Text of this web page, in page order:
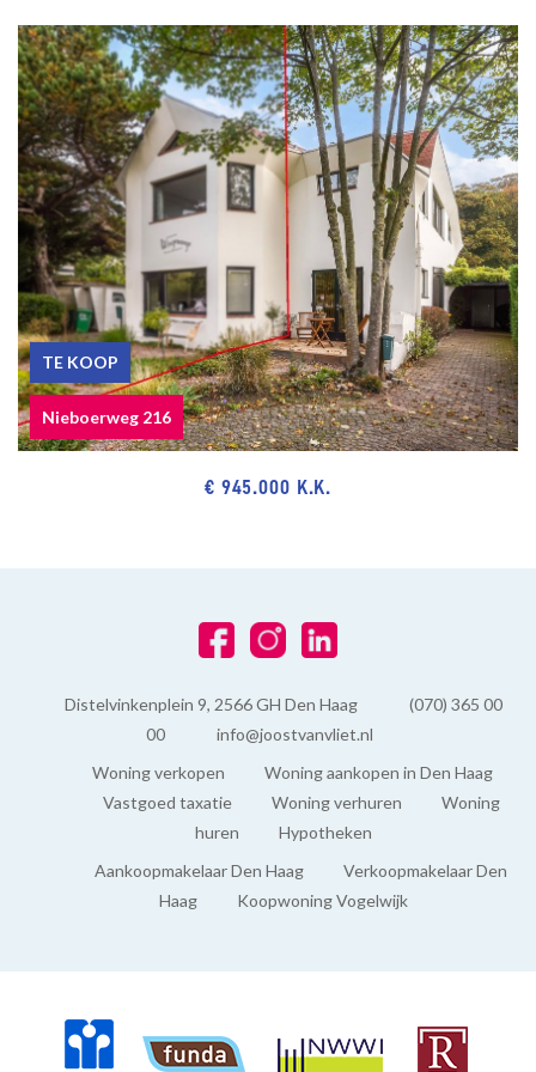
TE KOOP
Nieboerweg 216
€ 945.000 K.K.
Distelvinkenplein 9, 2566 GH Den Haag
(070) 365 00
00
info@joostvanvliet.nl
Woning verkopen
Woning aankopen in Den Haag
Vastgoed taxatie
Woning verhuren
Woning
huren
Hypotheken
Aankoopmakelaar Den Haag
Verkoopmakelaar Den
Haag
Koopwoning Vogelwijk